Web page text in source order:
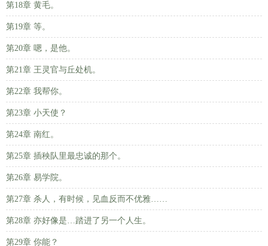
第18章 黄毛。
第19章 等。
第20章 嗯，是他。
第21章 王灵官与丘处机。
第22章 我帮你。
第23章 小天使？
第24章 南红。
第25章 插秧队里最忠诚的那个。
第26章 易学院。
第27章 杀人，有时候，见血反而不优雅……
第28章 亦好像是…踏进了另一个人生。
第29章 你能？